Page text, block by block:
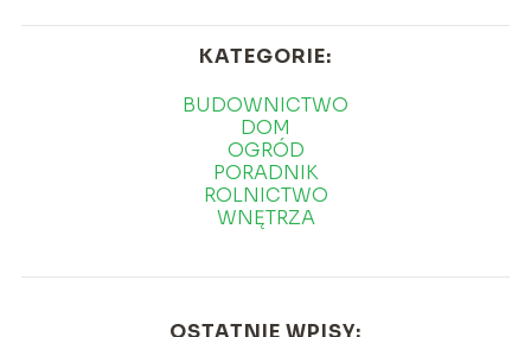
KATEGORIE:
BUDOWNICTWO
DOM
OGRÓD
PORADNIK
ROLNICTWO
WNĘTRZA
OSTATNIE WPISY: